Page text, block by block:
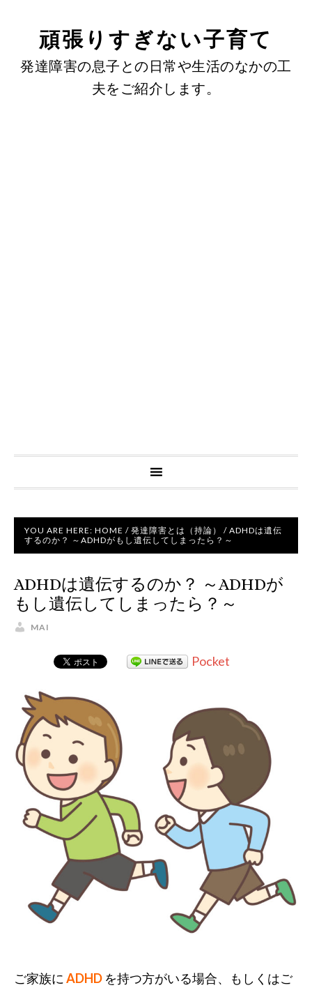
頑張りすぎない子育て
発達障害の息子との日常や生活のなかの工
夫をご紹介します。
YOU ARE HERE: HOME / 発達障害とは（持論） / ADHDは遺伝
するのか？ ～ADHDがもし遺伝してしまったら？～
ADHDは遺伝するのか？ ～ADHDが
もし遺伝してしまったら？～
MAI
Pocket
ご家族に ADHD を持つ方がいる場合、もしくはご